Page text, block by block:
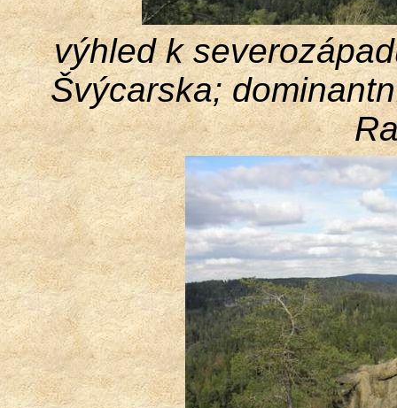
výhled k
Švýcarska;